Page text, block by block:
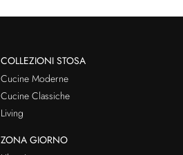
COLLEZIONI STOSA
Cucine Moderne
Cucine Classiche
Living
ZONA GIORNO